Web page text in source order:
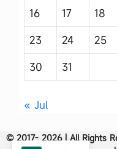
16
17 18
23
24 25
30
31
« Jul
© 2017- 2026 | All Rights